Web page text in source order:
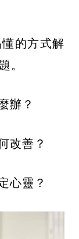
的方式解
。
辦？
改善？
心靈？